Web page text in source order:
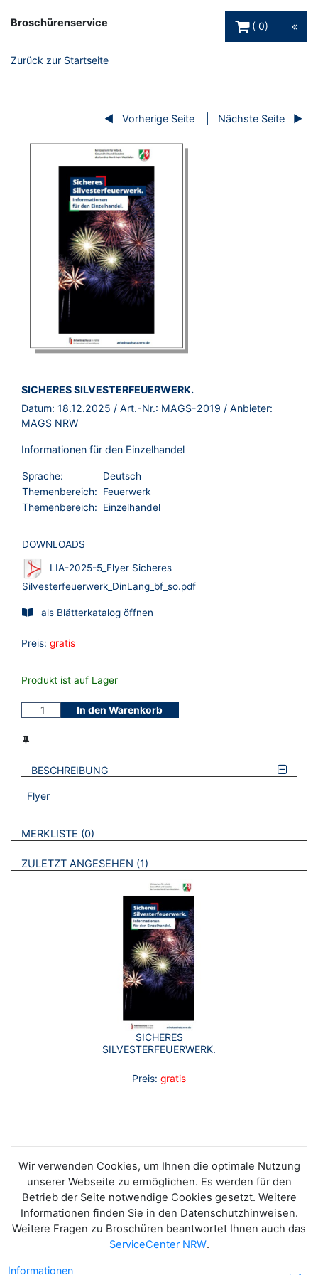
Broschürenservice
0
Zurück zur Startseite
Vorherige Seite Nächste Seite
BROSCHÜRE:
SICHERES SILVESTERFEUERWERK.
Datum: 18.12.2025 / Art.-Nr.: MAGS-2019 / Anbieter:
MAGS NRW
Informationen für den Einzelhandel
Sprache:
Deutsch
Themenbereich:
Feuerwerk
Themenbereich:
Einzelhandel
DOWNLOADS
LIA-2025-5_Flyer Sicheres
Silvesterfeuerwerk_DinLang_bf_so.pdf
als Blätterkatalog öffnen
Preis: gratis
Produkt ist auf Lager
In den Warenkorb
BESCHREIBUNG
Flyer
VERWEISE AUF VERMERKTE- ODER ZULETZT ANGESEHENE
MERKLISTE 0 BROSCHÜREN
ZULETZT ANGESEHEN 1 BROSCHÜREN
SICHERES
SILVESTERFEUERWERK.
Preis: gratis
Wir verwenden Cookies, um Ihnen die optimale Nutzung
unserer Webseite zu ermöglichen. Es werden für den
Betrieb der Seite notwendige Cookies gesetzt. Weitere
Informationen finden Sie in den Datenschutzhinweisen.
Weitere Fragen zu Broschüren beantwortet Ihnen auch das
ServiceCenter NRW.
Informationen